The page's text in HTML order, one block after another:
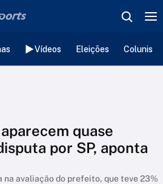
Vídeos Eleições
quase
por SP, aponta
avaliação do prefeito, que teve 23%